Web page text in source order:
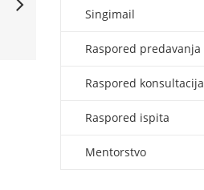
Singimail
Raspored predavanja
Raspored konsultacija
Raspored ispita
Mentorstvo